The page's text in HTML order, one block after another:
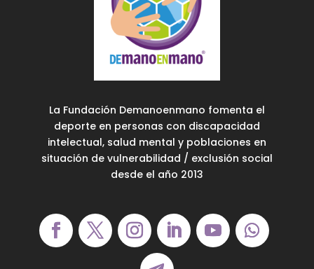
La Fundación Demanoenmano fomenta el
deporte en personas con discapacidad
intelectual, salud mental y poblaciones en
situación de vulnerabilidad / exclusión social
desde el año 2013